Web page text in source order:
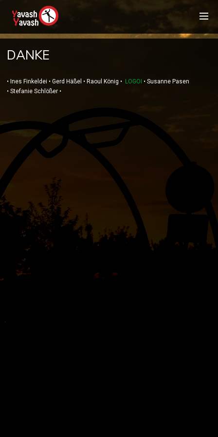
DANKE
• Ines Finkeldei • Gerd Häßel • Raoul König • LOGOI • Susanne Pasen
• Stefanie Schlößer •